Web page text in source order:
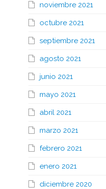
noviembre 2021
octubre 2021
septiembre 2021
agosto 2021
junio 2021
mayo 2021
abril 2021
marzo 2021
febrero 2021
enero 2021
diciembre 2020